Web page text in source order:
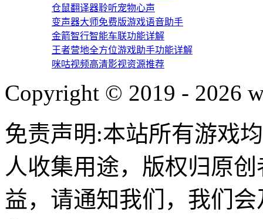
仓鼠翻译器聆听宠物心声
变声器大师免费版游戏语音助手
金箭智行智能车联功能详解
王者营地全方位游戏助手功能详解
咪咕视频高清影视资源推荐
Copyright © 2019 - 2026
免责声明:本站所有游戏
人收集用途，版权归原
益，请通知我们，我们